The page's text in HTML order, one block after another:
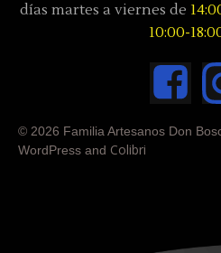
días martes a viernes de
10:00-
© 2026 Familia Artesanos Don
WordPress and Colibri